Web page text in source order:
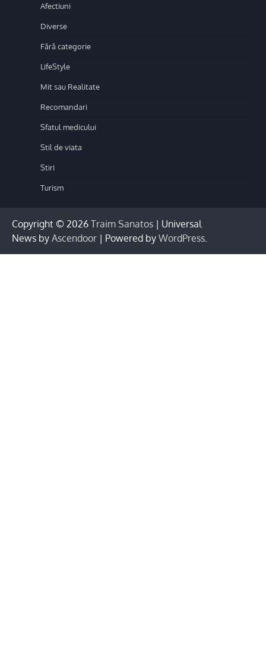
Afectiuni
Diverse
Fără categorie
LifeStyle
Mit sau Realitate
Recomandari
Sfatul medicului
Stil de viata
Stiri
Turism
Copyright © 2026 Traim Sanatos | Universal
News by Ascendoor | Powered by WordPress